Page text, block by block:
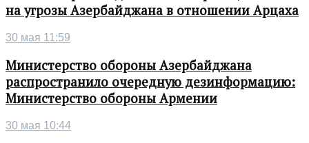
на угрозы Азербайджана в отношении Арцаха
30 мая 11:59
Министерство обороны Азербайджана
распространило очередную дезинформацию:
Министерство обороны Армении
30 мая 10:44